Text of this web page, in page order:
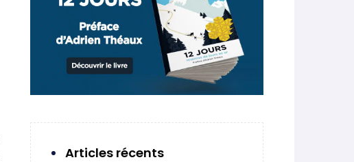
Articles récents